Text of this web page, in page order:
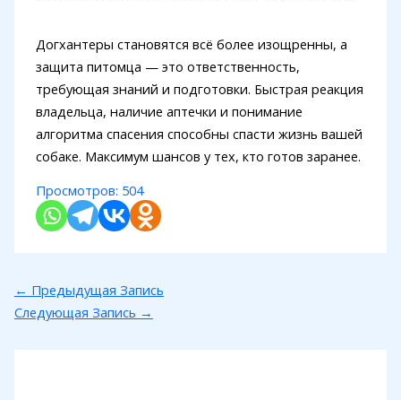
Догхантеры становятся всё более изощренны, а
защита питомца — это ответственность,
требующая знаний и подготовки. Быстрая реакция
владельца, наличие аптечки и понимание
алгоритма спасения способны спасти жизнь вашей
собаке. Максимум шансов у тех, кто готов заранее.
Просмотров: 504
← Предыдущая Запись
Следующая Запись →